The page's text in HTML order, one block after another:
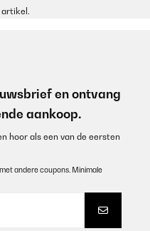
artikel.
en ontvang
aankoop.
hoor als een van de eersten
andere coupons. Minimale